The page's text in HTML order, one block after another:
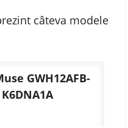
câteva modele
GWH12AFB-
K6DNA1A